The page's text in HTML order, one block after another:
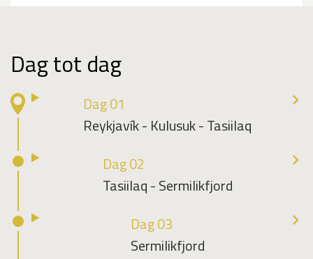
Dag tot dag
Dag 01
Reykjavík - Kulusuk - Tasiilaq
Dag 02
Tasiilaq - Sermilikfjord
Dag 03
Sermilikfjord